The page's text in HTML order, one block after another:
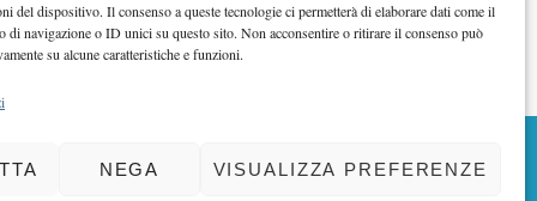
del dispositivo. Il consenso a queste tecnologie ci permetterà di elaborare dati come il
di navigazione o ID unici su questo sito. Non acconsentire o ritirare il consenso può
su alcune caratteristiche e funzioni.
NEGA VISUALIZZA PREFERENZE
EDITORIALE PRESIDENTE
Costruire futuro insieme
BACK TO TOP